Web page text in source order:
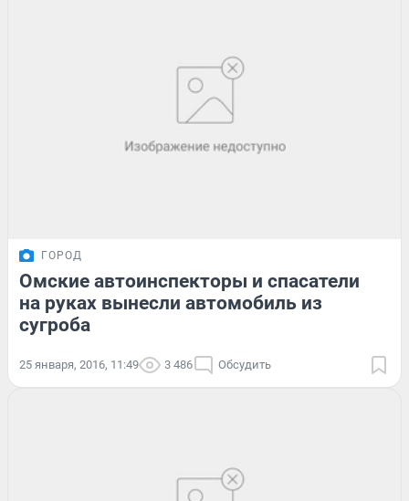
ГОРОД
Омские автоинспекторы и спасатели
на руках вынесли автомобиль из
сугроба
25 января, 2016, 11:49 3 486 Обсудить